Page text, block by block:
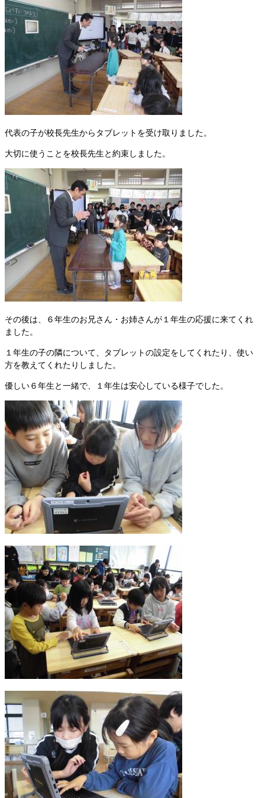
代表の子が校長先生からタブレットを受け取りました。
大切に使うことを校長先生と約束しました。
その後は、６年生のお兄さん・お姉さんが１年生の応援に来てくれ
ました。
１年生の子の隣について、タブレットの設定をしてくれたり、使い
方を教えてくれたりしました。
優しい６年生と一緒で、１年生は安心している様子でした。